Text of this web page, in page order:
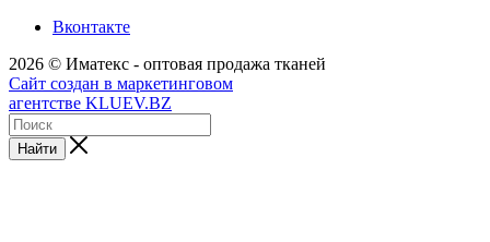
Вконтакте
2026 © Иматекс - оптовая продажа тканей
Сайт создан в маркетинговом
агентстве KLUEV.BZ
Найти